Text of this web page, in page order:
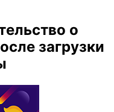
о
загрузки